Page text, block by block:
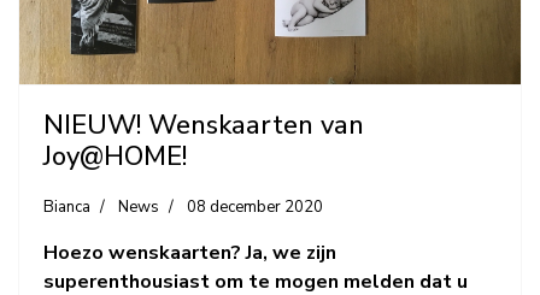
NIEUW! Wenskaarten van
Joy@HOME!
Bianca News 08 december 2020
Hoezo wenskaarten? Ja, we zijn
superenthousiast om te mogen melden dat u